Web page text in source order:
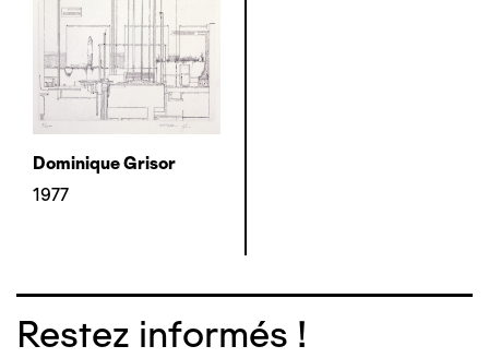
Dominique Grisor
1977
Restez informés !